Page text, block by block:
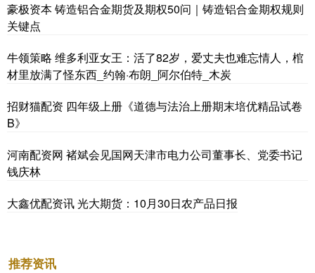
豪极资本 铸造铝合金期货及期权50问｜铸造铝合金期权规则
关键点
牛领策略 维多利亚女王：活了82岁，爱丈夫也难忘情人，棺
材里放满了怪东西_约翰·布朗_阿尔伯特_木炭
招财猫配资 四年级上册《道德与法治上册期末培优精品试卷
B》
河南配资网 褚斌会见国网天津市电力公司董事长、党委书记
钱庆林
大鑫优配资讯 光大期货：10月30日农产品日报
推荐资讯